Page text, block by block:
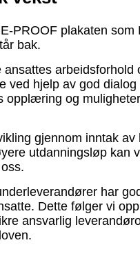
PROOF plakaten som
bak.
arbeidsforhold
ved hjelp av god dialog
opplæring og
gjennom inntak
utdanningsløp kan
har
Dette følger vi
ansvarlig